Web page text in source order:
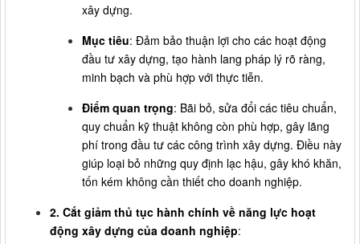
xây dựng.
Mục tiêu: Đảm bảo thuận lợi cho các hoạt động
đầu tư xây dựng, tạo hành lang pháp lý rõ ràng,
minh bạch và phù hợp với thực tiễn.
Điểm quan trọng: Bãi bỏ, sửa đổi các tiêu chuẩn,
quy chuẩn kỹ thuật không còn phù hợp, gây lãng
phí trong đầu tư các công trình xây dựng. Điều này
giúp loại bỏ những quy định lạc hậu, gây khó khăn,
tốn kém không cần thiết cho doanh nghiệp.
2. Cắt giảm thủ tục hành chính về năng lực hoạt
động xây dựng của doanh nghiệp: